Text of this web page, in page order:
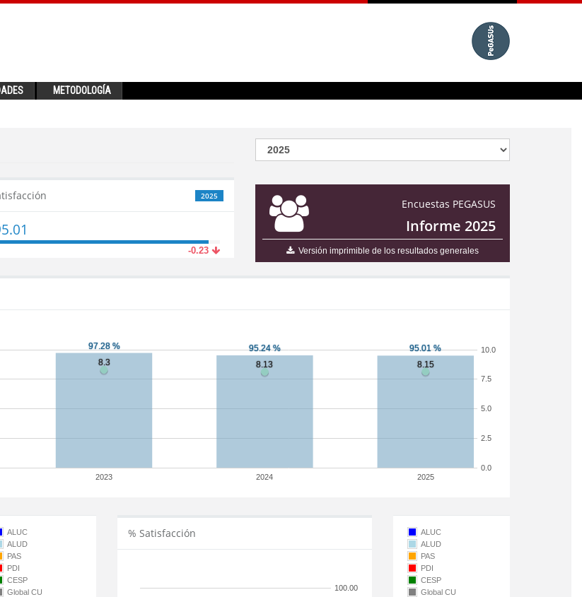
METODOLOGÍA
Encuestas PEGASUS
Informe 2025
Versión imprimible de los resultados generales
2025
-0.23
2023 2024 2025
0.0
2.5
5.0
7.5
10.0
ALUC
ALUD
PAS
PDI
CESP
Global CU
% Satisfacción
100.00
ALUC
ALUD
PAS
PDI
CESP
Global CU